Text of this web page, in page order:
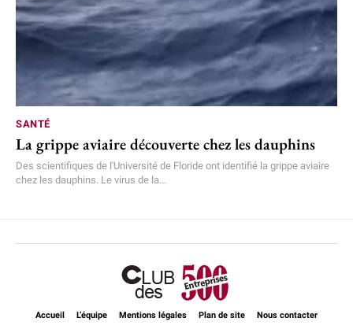
SANTÉ
La grippe aviaire découverte chez les dauphins
Des scientifiques de l'Université de Floride ont identifié la grippe aviaire
chez les dauphins. Le virus de la...
Accueil L’équipe Mentions légales Plan de site Nous contacter